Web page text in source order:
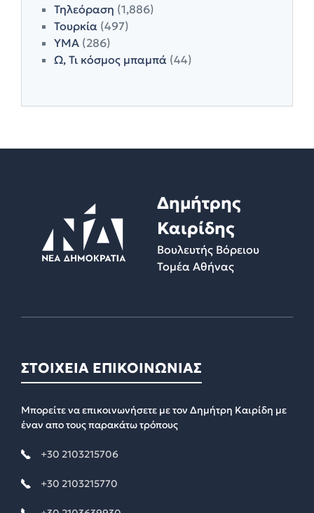
Τηλεόραση (1,886)
Τουρκία (497)
ΥΜΑ (286)
Ω, Τι κόσμος μπαμπά (44)
Δημήτρης
Καιρίδης
Βουλευτής Βόρειου
Τομέα Αθήνας
ΣΤΟΙΧΕΙΑ ΕΠΙΚΟΙΝΩΝΙΑΣ
Μπορείτε να επικοινωνήσετε με τον Δημήτρη Καιρίδη με
έναν απο τους παρακάτω τρόπους
+30 2103215706
+30 2103215770